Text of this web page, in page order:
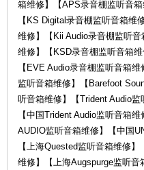
箱维修】【APS录音棚监听音
【KS Digital录音棚监听音箱
维修】【Kii Audio录音棚监听
维修】【KSD录音棚监听音箱
【EVE Audio录音棚监听音箱
监听音箱维修】【Barefoot
听音箱维修】【Trident Audio
【中国Trident Audio监听音箱
AUDIO监听音箱维修】【中国
【上海Quested监听音箱维修
维修】【上海Augspurge监听